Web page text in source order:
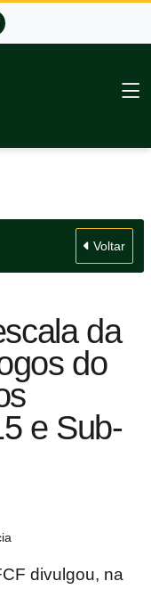
Voltar
da
do
e Sub-
divulgou, na